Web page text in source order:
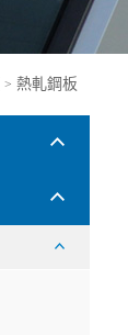
> 熱軋鋼板